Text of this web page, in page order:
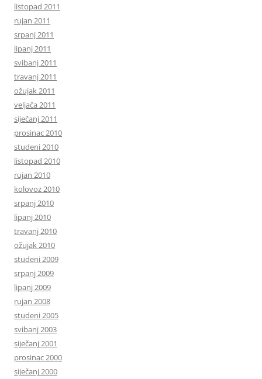
listopad 2011
rujan 2011
srpanj 2011
lipanj 2011
svibanj 2011
travanj 2011
ožujak 2011
veljača 2011
siječanj 2011
prosinac 2010
studeni 2010
listopad 2010
rujan 2010
kolovoz 2010
srpanj 2010
lipanj 2010
travanj 2010
ožujak 2010
studeni 2009
srpanj 2009
lipanj 2009
rujan 2008
studeni 2005
svibanj 2003
siječanj 2001
prosinac 2000
siječanj 2000